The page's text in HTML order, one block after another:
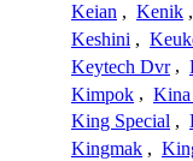
Keian , Kenik ,
Keshini ,
Keytech Dvr ,
Kimpok , Kina
King Special ,
Kingmak ,